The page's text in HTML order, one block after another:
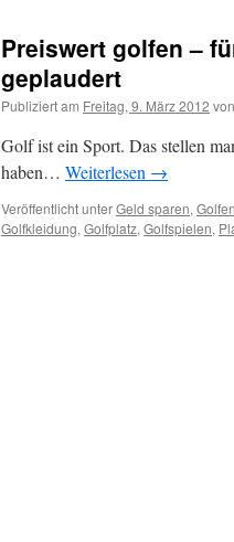
Preiswert golfen –
geplaudert
Publiziert am Freitag, 9. März 2012 von
Golf ist ein Sport. Das stellen
haben… Weiterlesen →
Veröffentlicht unterGeld sparen, Golfen
Golfkleidung, Golfplatz, Golfspielen,